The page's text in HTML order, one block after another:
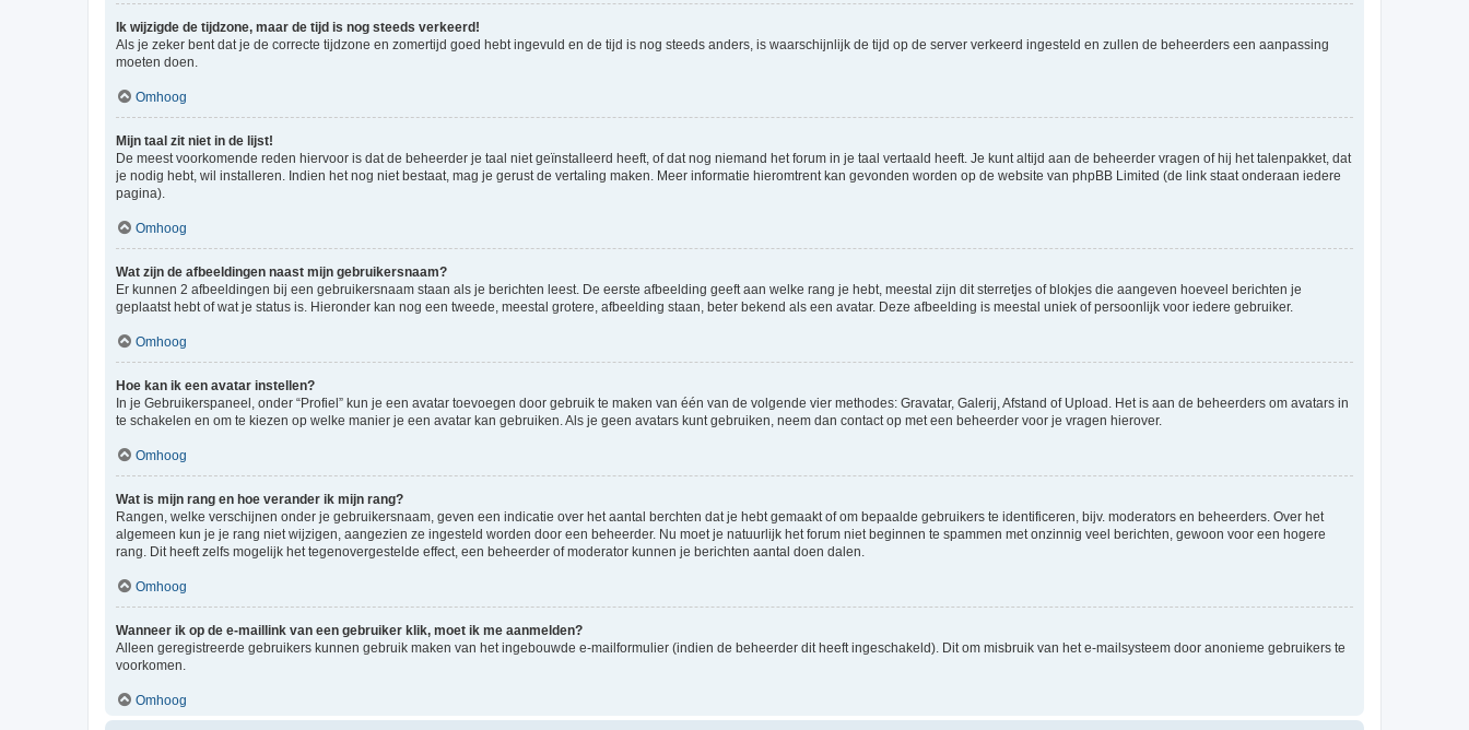
Ik wijzigde de tijdzone, maar de tijd is nog steeds verkeerd!
Als je zeker bent dat je de correcte tijdzone en zomertijd goed hebt ingevuld en de tijd is nog steeds anders, is waarschijnlijk de tijd op de server verkeerd ingesteld en zullen de beheerders een aanpassing
moeten doen.
Omhoog
Mijn taal zit niet in de lijst!
De meest voorkomende reden hiervoor is dat de beheerder je taal niet geïnstalleerd heeft, of dat nog niemand het forum in je taal vertaald heeft. Je kunt altijd aan de beheerder vragen of hij het talenpakket, dat
je nodig hebt, wil installeren. Indien het nog niet bestaat, mag je gerust de vertaling maken. Meer informatie hieromtrent kan gevonden worden op de website van phpBB Limited (de link staat onderaan iedere
pagina).
Omhoog
Wat zijn de afbeeldingen naast mijn gebruikersnaam?
Er kunnen 2 afbeeldingen bij een gebruikersnaam staan als je berichten leest. De eerste afbeelding geeft aan welke rang je hebt, meestal zijn dit sterretjes of blokjes die aangeven hoeveel berichten je
geplaatst hebt of wat je status is. Hieronder kan nog een tweede, meestal grotere, afbeelding staan, beter bekend als een avatar. Deze afbeelding is meestal uniek of persoonlijk voor iedere gebruiker.
Omhoog
Hoe kan ik een avatar instellen?
In je Gebruikerspaneel, onder “Profiel” kun je een avatar toevoegen door gebruik te maken van één van de volgende vier methodes: Gravatar, Galerij, Afstand of Upload. Het is aan de beheerders om avatars in
te schakelen en om te kiezen op welke manier je een avatar kan gebruiken. Als je geen avatars kunt gebruiken, neem dan contact op met een beheerder voor je vragen hierover.
Omhoog
Wat is mijn rang en hoe verander ik mijn rang?
Rangen, welke verschijnen onder je gebruikersnaam, geven een indicatie over het aantal berchten dat je hebt gemaakt of om bepaalde gebruikers te identificeren, bijv. moderators en beheerders. Over het
algemeen kun je je rang niet wijzigen, aangezien ze ingesteld worden door een beheerder. Nu moet je natuurlijk het forum niet beginnen te spammen met onzinnig veel berichten, gewoon voor een hogere
rang. Dit heeft zelfs mogelijk het tegenovergestelde effect, een beheerder of moderator kunnen je berichten aantal doen dalen.
Omhoog
Wanneer ik op de e-maillink van een gebruiker klik, moet ik me aanmelden?
Alleen geregistreerde gebruikers kunnen gebruik maken van het ingebouwde e-mailformulier (indien de beheerder dit heeft ingeschakeld). Dit om misbruik van het e-mailsysteem door anonieme gebruikers te
voorkomen.
Omhoog